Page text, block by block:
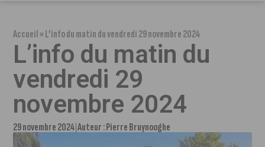
Accueil»L’info du matin du vendredi 29 novembre 2024
L’info du matin du
vendredi 29
novembre 2024
29 novembre 2024 Auteur :Pierre Bruynooghe